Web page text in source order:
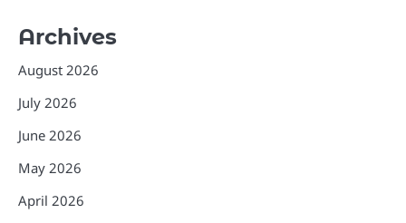
Archives
August 2026
July 2026
June 2026
May 2026
April 2026